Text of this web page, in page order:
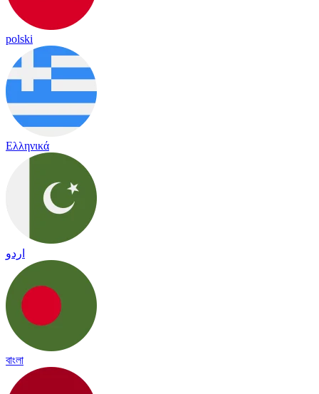
polski
Ελληνικά
اردو
বাংলা